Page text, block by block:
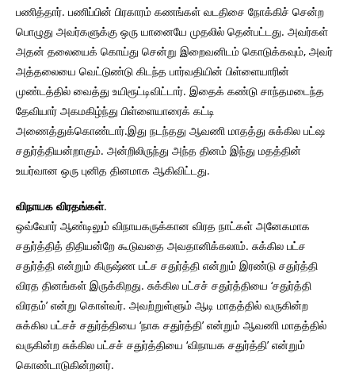
பணித்தார். பணிப்பின் பிரகாரம் கணங்கள் வடதிசை நோக்கிச் சென்ற
பொழுது அவர்களுக்கு ஒரு யானையே முதலில் தென்பட்டது. அவர்கள்
அதன் தலையைக் கொய்து சென்று இறைவனிடம் கொடுக்கவும், அவர்
அத்தலையை வெட்டுண்டு கிடந்த பார்வதியின் பிள்ளையாரின்
முண்டத்தில் வைத்து உயிரூட்டிவிட்டார். இதைக் கண்டு சாந்தமடைந்த
தேவியார் அகமகிழ்ந்து பிள்ளையாரைக் கட்டி
அணைத்துக்கொண்டார்.இது நடந்தது ஆவணி மாதத்து சுக்கில பட்ஷ
சதுர்த்தியன்றாகும். அன்றிலிருந்து அந்த தினம் இந்து மதத்தின்
உயர்வான ஒரு புனித தினமாக ஆகிவிட்டது.
விநாயக விரதங்கள்.
ஒவ்வோர் ஆண்டிலும் விநாயகருக்கான விரத நாட்கள் அனேகமாக
சதுர்த்தித் திதியன்றே கூடுவதை அவதானிக்கலாம். சுக்கில பட்ச
சதுர்த்தி என்றும் கிருஷ்ண பட்ச சதுர்த்தி என்றும் இரண்டு சதுர்த்தி
விரத தினங்கள் இருக்கிறது. சுக்கில பட்சச் சதுர்த்தியை ‘சதுர்த்தி
விரதம்’ என்று கொள்வர். அவற்றுள்ளும் ஆடி மாதத்தில் வருகின்ற
சுக்கில பட்சச் சதுர்த்தியை ‘நாக சதுர்த்தி’ என்றும் ஆவணி மாதத்தில்
வருகின்ற சுக்கில பட்சச் சதுர்த்தியை ‘விநாயக சதுர்த்தி’ என்றும்
கொண்டாடுகின்றனர்.